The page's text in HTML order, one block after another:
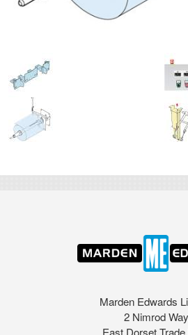
Marden Edwards
2 Nimrod Way
East Dorset